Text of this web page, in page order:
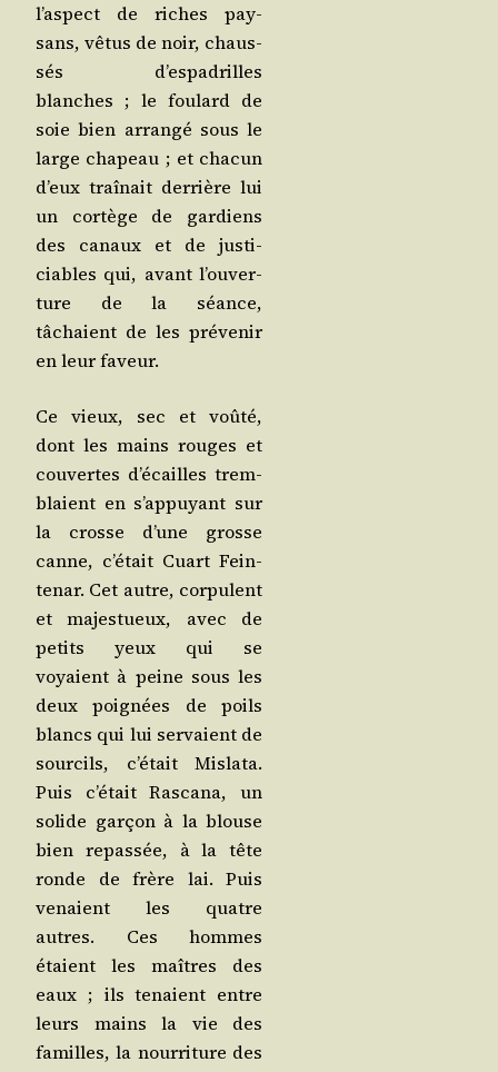
l’as­pect de riches pay­
sans, vêtus de noir, chaus­
sés d’es­pa­drilles
blanches ; le fou­lard de
soie bien arran­gé sous le
large cha­peau ; et cha­cun
d’eux traî­nait der­rière lui
un cor­tège de gar­diens
des canaux et de jus­ti­
ciables qui, avant l’ou­ver­
ture de la séance,
tâchaient de les pré­ve­nir
en leur faveur.
Ce vieux, sec et voû­té,
dont les mains rouges et
cou­vertes d’é­cailles trem­
blaient en s’ap­puyant sur
la crosse d’une grosse
canne, c’é­tait Cuart Fein­
te­nar. Cet autre, cor­pu­lent
et majes­tueux, avec de
petits yeux qui se
voyaient à peine sous les
deux poi­gnées de poils
blancs qui lui ser­vaient de
sour­cils, c’é­tait Mis­la­ta.
Puis c’é­tait Ras­ca­na, un
solide gar­çon à la blouse
bien repas­sée, à la tête
ronde de frère lai. Puis
venaient les quatre
autres. Ces hommes
étaient les maîtres des
eaux ; ils tenaient entre
leurs mains la vie des
familles, la nour­ri­ture des